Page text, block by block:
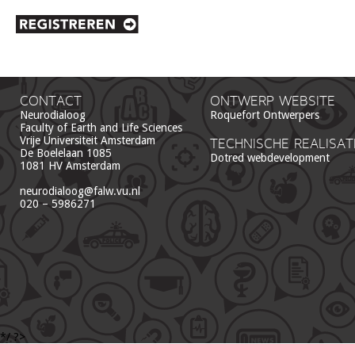
CONTACT
Neurodialoog
Faculty of Earth and Life Sciences
Vrije Universiteit Amsterdam
De Boelelaan 1085
1081 HV Amsterdam
neurodialoog@falw.vu.nl
020 – 5986271
ONTWERP WEBSITE
Roquefort Ontwerpers
TECHNISCHE
Dotred webdevelopment
*/ ?>